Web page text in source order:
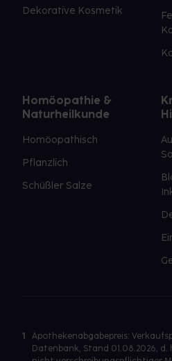
Dekorative Kosmetik
Homöopathie &
Naturheilkunde
Homöopathisch
Pflanzlich
Schüßler Salze
1
Apothekenabgabepreis:
Datenbank, Stand 01.08.2026,